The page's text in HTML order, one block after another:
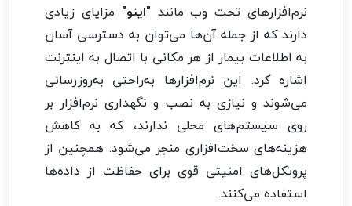
نرم‌افزارهای تحت وب مانند "اینو" مزایای زیادی
دارند که از جمله آن‌ها می‌توان به دسترسی آسان
به اطلاعات بیمار از هر مکانی با اتصال به اینترنت
اشاره کرد. این نرم‌افزارها به‌راحتی به‌روزرسانی
می‌شوند و نیازی به نصب و نگهداری نرم‌افزار بر
روی سیستم‌های محلی ندارند، که به کاهش
هزینه‌های سخت‌افزاری منجر می‌شود. همچنین از
پروتکل‌های امنیتی قوی برای حفاظت از داده‌ها
استفاده می‌کنند.